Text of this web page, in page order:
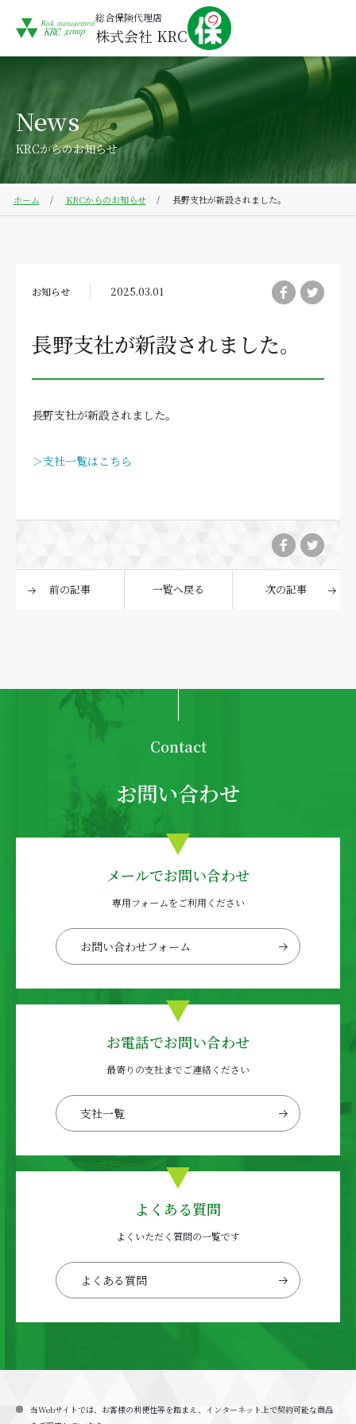
総合保険代理店
株式会社 KRC
News
KRCからのお知らせ
ホーム KRCからのお知らせ 長野支社が新設されました。
お知らせ 2025.03.01
長野支社が新設されました。
長野支社が新設されました。
＞支社一覧はこちら
前の記事 一覧へ戻る 次の記事
Contact
お問い合わせ
メールでお問い合わせ
専用フォームをご利用ください
お問い合わせフォーム
お電話でお問い合わせ
最寄りの支社までご連絡ください
支社一覧
よくある質問
よくいただく質問の一覧です
よくある質問
当Webサイトでは、お客様の利便性等を踏まえ、インターネット上で契約可能な商品